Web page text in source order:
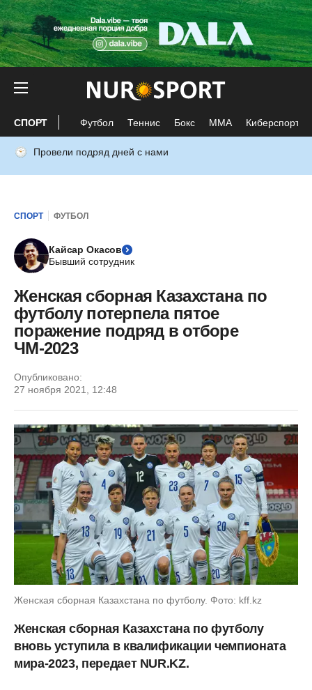
СПОРТ Футбол Теннис Бокс ММА Киберспорт
Провели подряд дней с нами
СПОРТ ФУТБОЛ
Кайсар Окасов
Бывший сотрудник
Женская сборная Казахстана по
футболу потерпела пятое
поражение подряд в отборе
ЧМ-2023
Опубликовано:
27 ноября 2021, 12:48
Женская сборная Казахстана по футболу. Фото: kff.kz
Женская сборная Казахстана по футболу
вновь уступила в квалификации чемпионата
мира-2023, передает NUR.KZ.